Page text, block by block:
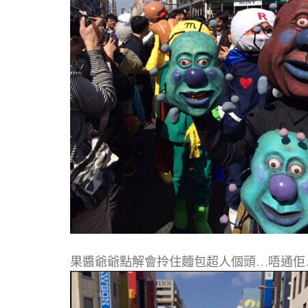
果醬爺爺點解會拎住麵包超人個頭…唔通